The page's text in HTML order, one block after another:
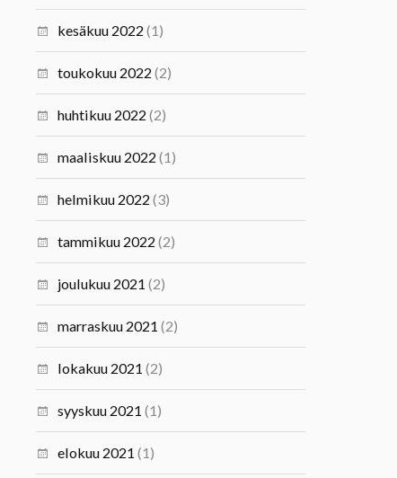
kesäkuu 2022 (1)
toukokuu 2022 (2)
huhtikuu 2022 (2)
maaliskuu 2022 (1)
helmikuu 2022 (3)
tammikuu 2022 (2)
joulukuu 2021 (2)
marraskuu 2021 (2)
lokakuu 2021 (2)
syyskuu 2021 (1)
elokuu 2021 (1)